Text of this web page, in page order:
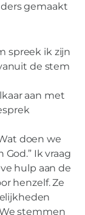
gemaakt
spreek ik zijn
de stem
aan met
doen we
Ik vraag
hulp aan de
henzelf. Ze
stemmen